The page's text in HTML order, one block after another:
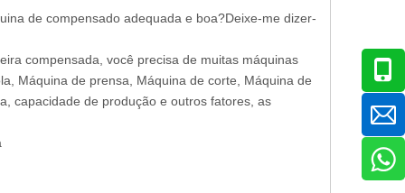
de compensado adequada e boa?Deixe-me dizer-
compensada, você precisa de muitas máquinas
Máquina de prensa, Máquina de corte, Máquina de
capacidade de produção e outros fatores, as